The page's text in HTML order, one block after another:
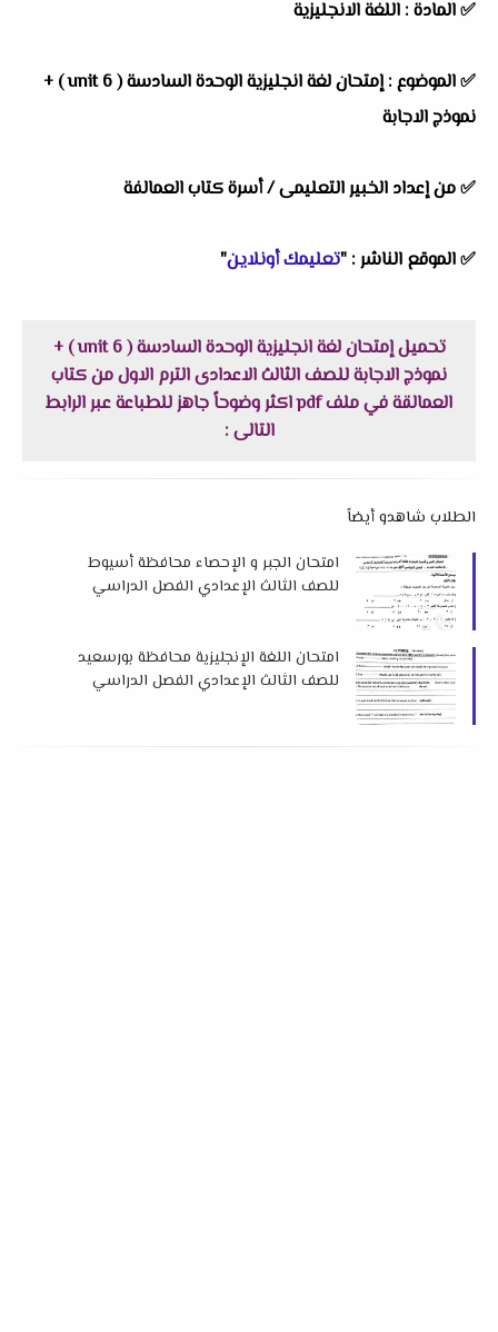
✅المادة : اللغة الانجليزية
✅الموضوع :
إمتحان لغة انجليزية الوحدة السادسة ( unit 6 ) +
نموذج الاجابة
✅من إعداد الخبير التعليمى /أسرة كتاب العمالفة
✅الموقع الناشر : "تعليمك أونلاين"
تحميل إمتحان لغة انجليزية الوحدة السادسة ( unit 6 ) +
نموذج الاجابة للصف الثالث الاعدادى الترم الاول من كتاب
العمالقة في ملف pdf اكثر وضوحاً جاهز للطباعة عبر الرابط
التالى :
الطلاب شاهدو أيضاً
امتحان الجبر و الإحصاء محافظة أسيوط
للصف الثالث الإعدادي الفصل الدراسي
امتحان اللغة الإنجليزية محافظة بورسعيد
للصف الثالث الإعدادي الفصل الدراسي